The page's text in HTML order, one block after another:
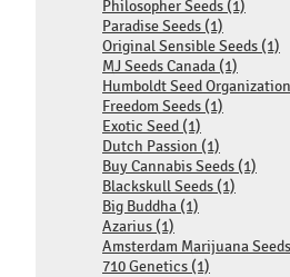
Philosopher Seeds (1)
Paradise Seeds (1)
Original Sensible Seeds (1)
MJ Seeds Canada (1)
Humboldt Seed
Freedom Seeds (1)
Exotic Seed (1)
Dutch Passion (1)
Buy Cannabis Seeds (1)
Blackskull Seeds (1)
Big Buddha (1)
Azarius (1)
Amsterdam Marijuana
710 Genetics (1)